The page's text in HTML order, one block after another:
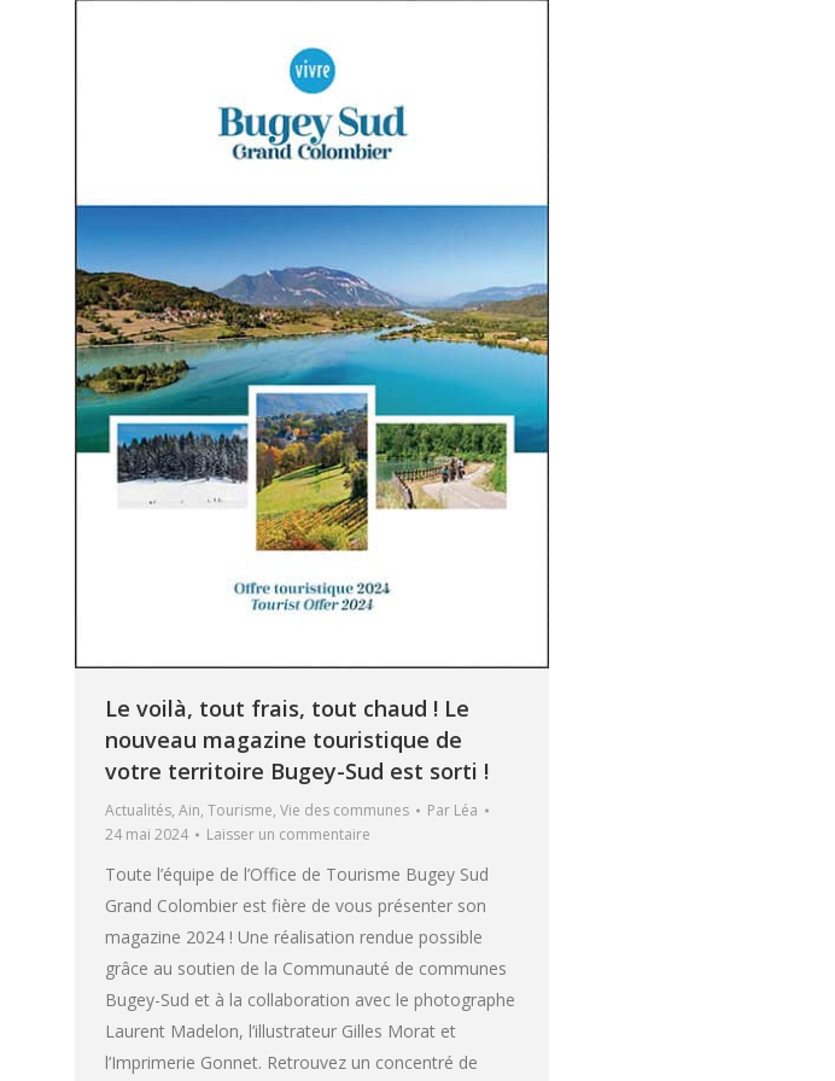
Le voilà, tout frais, tout chaud ! Le
nouveau magazine touristique de
votre territoire Bugey-Sud est sorti !
Actualités, Ain, Tourisme, Vie des communes Par Léa
24 mai 2024
Laisser un commentaire
Toute l’équipe de l’Office de Tourisme Bugey Sud
Grand Colombier est fière de vous présenter son
magazine 2024 ! Une réalisation rendue possible
grâce au soutien de la Communauté de communes
Bugey-Sud et à la collaboration avec le photographe
Laurent Madelon, l’illustrateur Gilles Morat et
l’Imprimerie Gonnet. Retrouvez un concentré de